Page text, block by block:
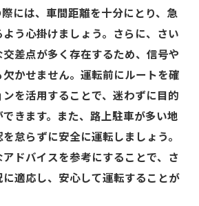
には、車間距離を十分にとり、急
う心掛けましょう。さらに、さい
差点が多く存在するため、信号や
かせません。運転前にルートを確
を活用することで、迷わずに目的
きます。また、路上駐車が多い地
怠らずに安全に運転しましょう。
ドバイスを参考にすることで、さ
適応し、安心して運転することが